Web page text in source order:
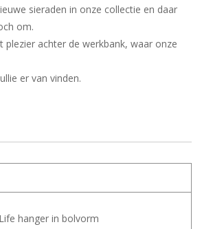
sieraden in onze collectie en daar
om.
plezier achter de werkbank, waar onze
er van vinden.
hanger in bolvorm